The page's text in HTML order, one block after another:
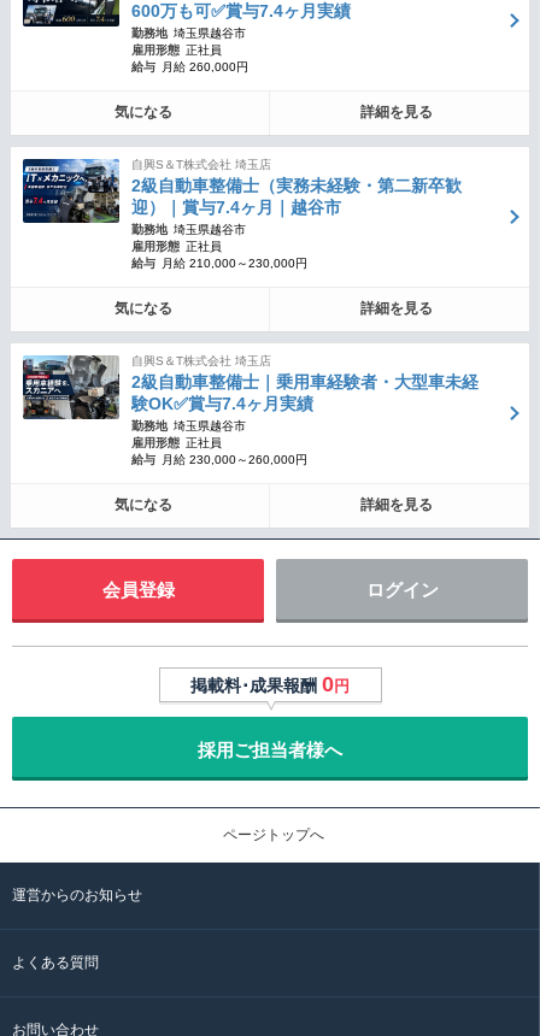
600万も可✅賞与7.4ヶ月実績
勤務地 埼玉県越谷市
雇用形態 正社員
給与
月給 260,000円
気になる 詳細を見る
自興S＆T株式会社 埼玉店
2級自動車整備士（実務未経験・第二新卒歓
迎）｜賞与7.4ヶ月｜越谷市
勤務地 埼玉県越谷市
雇用形態 正社員
給与
月給 210,000～230,000円
気になる 詳細を見る
自興S＆T株式会社 埼玉店
2級自動車整備士｜乗用車経験者・大型車未経
験OK✅賞与7.4ヶ月実績
勤務地 埼玉県越谷市
雇用形態 正社員
給与
月給 230,000～260,000円
気になる 詳細を見る
会員登録 ログイン
掲載料･成果報酬 0円
採用ご担当者様へ
ページトップへ
運営からのお知らせ
よくある質問
お問い合わせ